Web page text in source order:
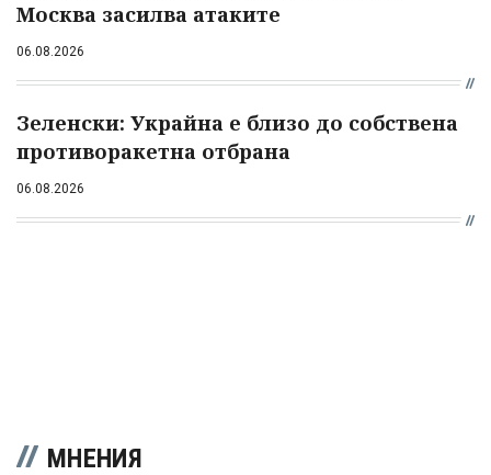
Москва засилва атаките
06.08.2026
Зеленски: Украйна е близо до собствена
противоракетна отбрана
06.08.2026
МНЕНИЯ